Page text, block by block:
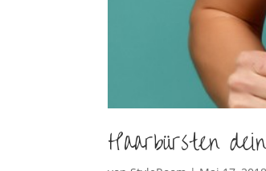
Haarbürsten